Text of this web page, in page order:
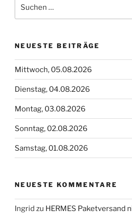
nach:
NEUESTE BEITRÄGE
Mittwoch, 05.08.2026
Dienstag, 04.08.2026
Montag, 03.08.2026
Sonntag, 02.08.2026
Samstag, 01.08.2026
NEUESTE KOMMENTARE
Ingrid zu HERMES Paketversand